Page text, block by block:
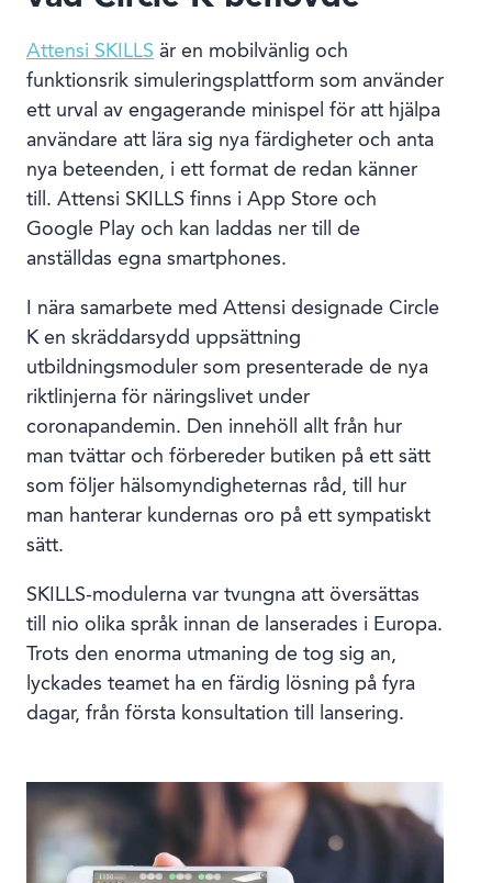
Attensi SKILLS är en mobilvänlig och
funktionsrik simuleringsplattform som använder
ett urval av engagerande minispel för att hjälpa
användare att lära sig nya färdigheter och anta
nya beteenden, i ett format de redan känner
till. Attensi SKILLS finns i App Store och
Google Play och kan laddas ner till de
anställdas egna smartphones.
I nära samarbete med Attensi designade Circle
K en skräddarsydd uppsättning
utbildningsmoduler som presenterade de nya
riktlinjerna för näringslivet under
coronapandemin. Den innehöll allt från hur
man tvättar och förbereder butiken på ett sätt
som följer hälsomyndigheternas råd, till hur
man hanterar kundernas oro på ett sympatiskt
sätt.
SKILLS-modulerna var tvungna att översättas
till nio olika språk innan de lanserades i Europa.
Trots den enorma utmaning de tog sig an,
lyckades teamet ha en färdig lösning på fyra
dagar, från första konsultation till lansering.